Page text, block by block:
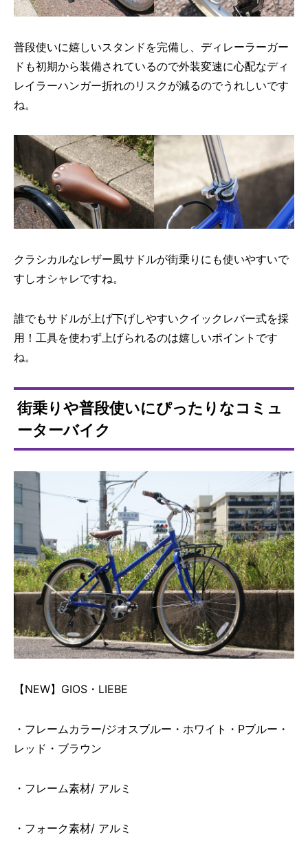
普段使いに嬉しいスタンドを完備し、ディレーラーガー
ドも初期から装備されているので外装変速に心配なディ
レイラーハンガー折れのリスクが減るのでうれしいです
ね。
クラシカルなレザー風サドルが街乗りにも使いやすいで
すしオシャレですね。
誰でもサドルが上げ下げしやすいクイックレバー式を採
用！工具を使わず上げられるのは嬉しいポイントです
ね。
街乗りや普段使いにぴったりなコミュ
ーターバイク
【NEW】GIOS・LIEBE
・フレームカラー/ジオスブルー・ホワイト・Pブルー・
レッド・ブラウン
・フレーム素材/ アルミ
・フォーク素材/ アルミ